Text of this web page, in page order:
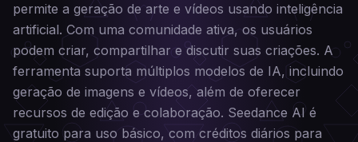
permite a geração de arte e vídeos usando inteligência
artificial. Com uma comunidade ativa, os usuários
podem criar, compartilhar e discutir suas criações. A
ferramenta suporta múltiplos modelos de IA, incluindo
geração de imagens e vídeos, além de oferecer
recursos de edição e colaboração. Seedance AI é
gratuito para uso básico, com créditos diários para